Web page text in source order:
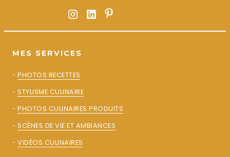
MES SERVICES
- PHOTOS RECETTES
- STYLISME CULINAIRE
- PHOTOS CULINAIRES PRODUITS
- SCÈNES DE VIE ET AMBIANCES
- VIDÉOS CULINAIRES